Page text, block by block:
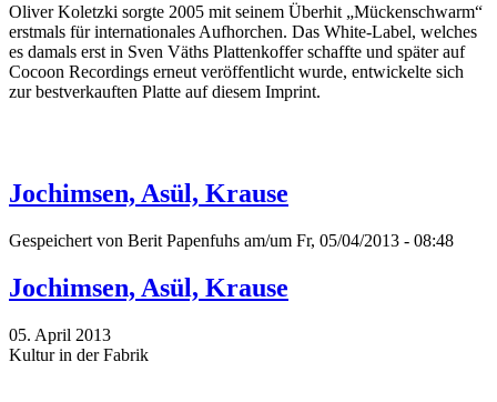
Oliver Koletzki sorgte 2005 mit seinem Überhit „Mückenschwarm“
erstmals für internationales Aufhorchen. Das White-Label, welches
es damals erst in Sven Väths Plattenkoffer schaffte und später auf
Cocoon Recordings erneut veröffentlicht wurde, entwickelte sich
zur bestverkauften Platte auf diesem Imprint.
Jochimsen, Asül, Krause
Gespeichert von Berit Papenfuhs am/um Fr, 05/04/2013 - 08:48
Jochimsen, Asül, Krause
05. April 2013
Kultur in der Fabrik